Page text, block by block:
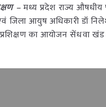
–मध्य प्रदेश राज्य औषधीय
आयुष अधिकारी डॉ
का आयोजन सेंधवा